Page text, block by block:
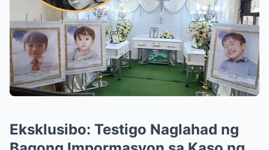
Eksklusibo: Testigo Naglahad ng